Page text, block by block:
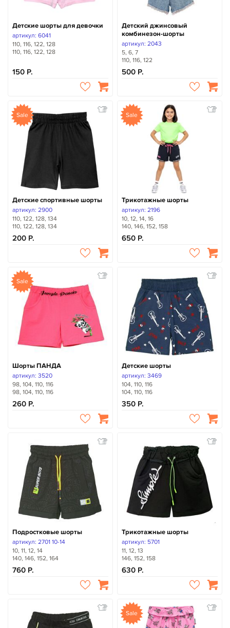
Детские шорты для девочки
артикул: 6041
110, 116, 122, 128
110, 116, 122, 128
150
Детский джинсовый
комбинезон-шорты
артикул: 2043
5, 6, 7
110, 116, 122
500
Sale
Детские спортивные шорты
артикул: 2900
110, 122, 128, 134
110, 122, 128, 134
200
Sale
Трикотажные шорты
артикул: 2196
10, 12, 14, 16
140, 146, 152, 158
650
Sale
Шорты ПАНДА
артикул: 3520
98, 104, 110, 116
98, 104, 110, 116
260
Детские шорты
артикул: 3469
104, 110, 116
104, 110, 116
350
Подростковые шорты
артикул: 2701 10-14
10, 11, 12, 14
140, 146, 152, 164
760
Трикотажные шорты
артикул: 5701
11, 12, 13
146, 152, 158
630
Sale